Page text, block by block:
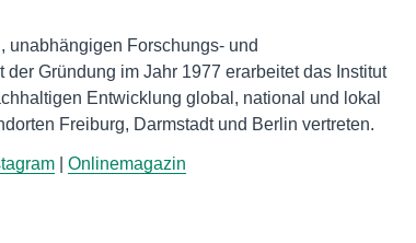
unabhängigen Forschungs- und
Gründung im Jahr 1977 erarbeitet das Institut
Entwicklung global, national und lokal
Freiburg, Darmstadt und Berlin vertreten.
Onlinemagazin